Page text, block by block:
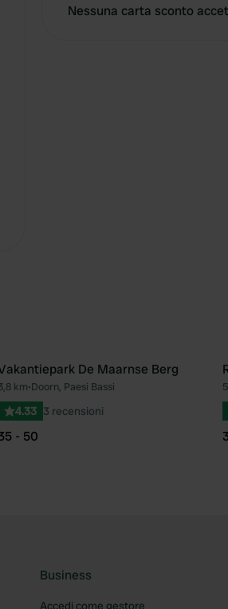
Nessuna carta sconto
De Maarnse Berg
km•Doorn, Paesi Bassi
4.33 3 recensioni
- 50
Business
Accedi come gestore